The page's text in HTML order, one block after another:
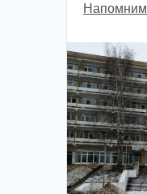
Напомним